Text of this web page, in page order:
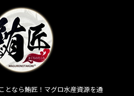
となら鮪匠！マグロ水産資源を通